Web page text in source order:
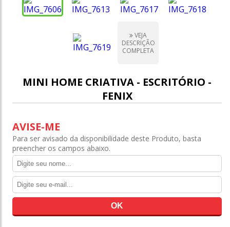
VEJA
DESCRIÇÃO
COMPLETA
MINI HOME CRIATIVA - ESCRITÓRIO -
FENIX
AVISE-ME
Para ser avisado da disponibilidade deste Produto, basta
preencher os campos abaixo.